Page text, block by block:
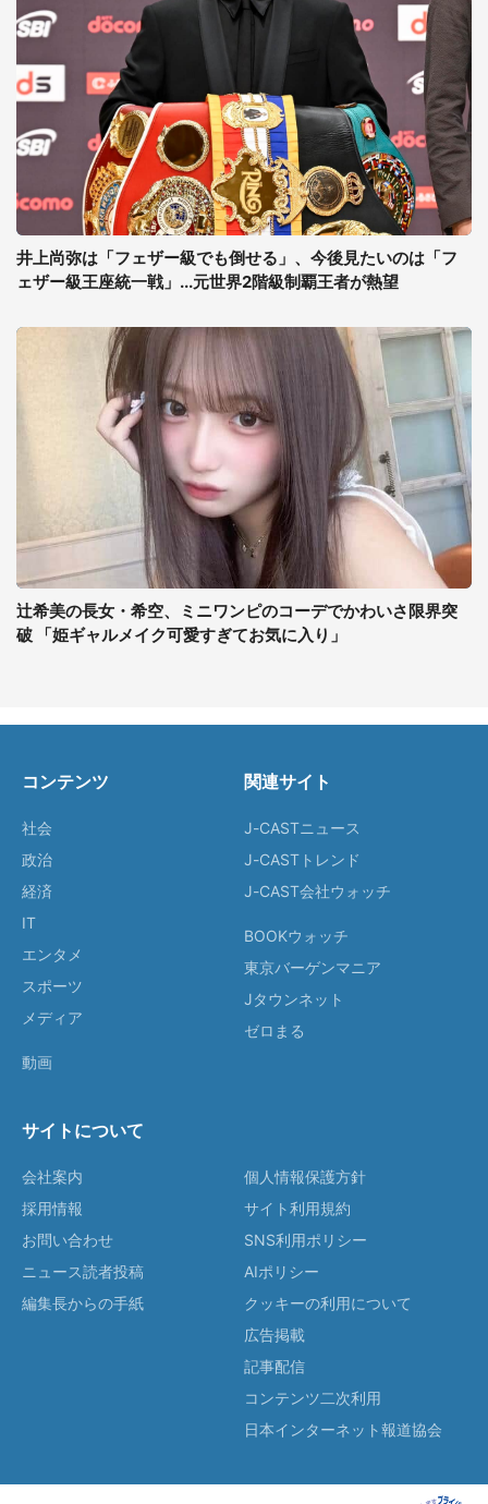
井上尚弥は「フェザー級でも倒せる」、今後見たいのは「フ
ェザー級王座統一戦」...元世界2階級制覇王者が熱望
辻希美の長女・希空、ミニワンピのコーデでかわいさ限界突
破 「姫ギャルメイク可愛すぎてお気に入り」
コンテンツ
社会
政治
経済
IT
エンタメ
スポーツ
メディア
動画
関連サイト
J-CASTニュース
J-CASTトレンド
J-CAST会社ウォッチ
BOOKウォッチ
東京バーゲンマニア
Jタウンネット
ゼロまる
サイトについて
会社案内
採用情報
お問い合わせ
ニュース読者投稿
編集長からの手紙
個人情報保護方針
サイト利用規約
SNS利用ポリシー
AIポリシー
クッキーの利用について
広告掲載
記事配信
コンテンツ二次利用
日本インターネット報道協会